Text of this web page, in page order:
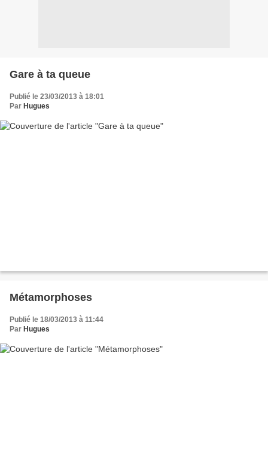
Gare à ta queue
Publié le 23/03/2013 à 18:01
Par Hugues
Métamorphoses
Publié le 18/03/2013 à 11:44
Par Hugues